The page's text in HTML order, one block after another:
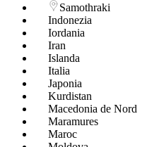
Samothraki
Indonezia
Iordania
Iran
Islanda
Italia
Japonia
Kurdistan
Macedonia de Nord
Maramures
Maroc